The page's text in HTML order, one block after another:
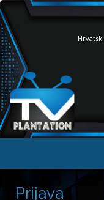
Hrvatski
Prijava